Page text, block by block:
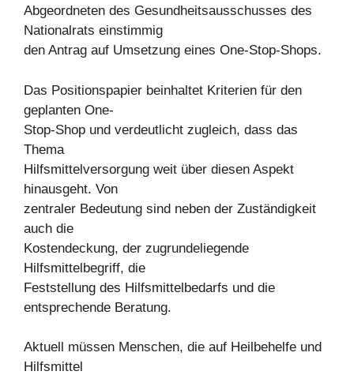
Abgeordneten des Gesundheitsausschusses des
Nationalrats einstimmig
den Antrag auf Umsetzung eines One-Stop-Shops.
Das Positionspapier beinhaltet Kriterien für den
geplanten One-
Stop-Shop und verdeutlicht zugleich, dass das
Thema
Hilfsmittelversorgung weit über diesen Aspekt
hinausgeht. Von
zentraler Bedeutung sind neben der Zuständigkeit
auch die
Kostendeckung, der zugrundeliegende
Hilfsmittelbegriff, die
Feststellung des Hilfsmittelbedarfs und die
entsprechende Beratung.
Aktuell müssen Menschen, die auf Heilbehelfe und
Hilfsmittel